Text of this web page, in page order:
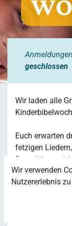
geschlossen
Wir laden alle
Euch erwarten
fetzigen
Bastelideen,
Das Thema ist
Wir verwenden
Nutzererlebnis